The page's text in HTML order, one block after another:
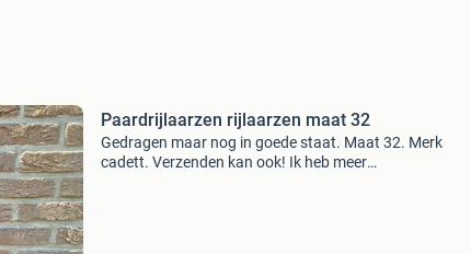
Paardrijlaarzen rijlaarzen maat 32
Gedragen maar nog in goede staat. Maat 32. Merk
cadett. Verzenden kan ook! Ik heb meer